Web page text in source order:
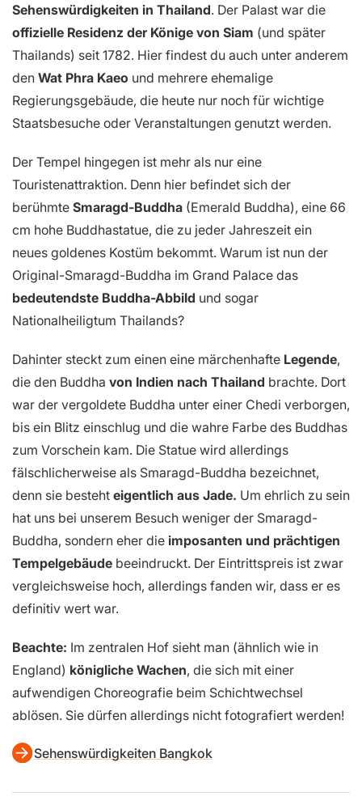
Sehenswürdigkeiten in Thailand. Der Palast war die
offizielle Residenz der Könige von Siam (und später
Thailands) seit 1782. Hier findest du auch unter anderem
den Wat Phra Kaeo und mehrere ehemalige
Regierungsgebäude, die heute nur noch für wichtige
Staatsbesuche oder Veranstaltungen genutzt werden.
Der Tempel hingegen ist mehr als nur eine
Touristenattraktion. Denn hier befindet sich der
berühmte Smaragd-Buddha (Emerald Buddha), eine 66
cm hohe Buddhastatue, die zu jeder Jahreszeit ein
neues goldenes Kostüm bekommt. Warum ist nun der
Original-Smaragd-Buddha im Grand Palace das
bedeutendste Buddha-Abbild und sogar
Nationalheiligtum Thailands?
Dahinter steckt zum einen eine märchenhafte Legende,
die den Buddha von Indien nach Thailand brachte. Dort
war der vergoldete Buddha unter einer Chedi verborgen,
bis ein Blitz einschlug und die wahre Farbe des Buddhas
zum Vorschein kam. Die Statue wird allerdings
fälschlicherweise als Smaragd-Buddha bezeichnet,
denn sie besteht eigentlich aus Jade. Um ehrlich zu sein
hat uns bei unserem Besuch weniger der Smaragd-
Buddha, sondern eher die imposanten und prächtigen
Tempelgebäude beeindruckt. Der Eintrittspreis ist zwar
vergleichsweise hoch, allerdings fanden wir, dass er es
definitiv wert war.
Beachte: Im zentralen Hof sieht man (ähnlich wie in
England) königliche Wachen, die sich mit einer
aufwendigen Choreografie beim Schichtwechsel
ablösen. Sie dürfen allerdings nicht fotografiert werden!
Sehenswürdigkeiten Bangkok